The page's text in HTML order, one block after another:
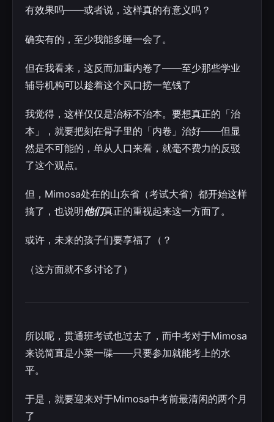
有效果吗——或者说，这样真的有意义吗？
确实有的，至少我能多睡一会了。
但在我看来，这反而加重内卷了——至少那些学业
辅导机构可以趁着这个风口捞一笔钱了
我觉得，这样仅仅是治标不治本。要想真正的「治
本」，就要把刻在骨子里的「内卷」治好——但显
然是不可能的，单从人口来看，就毫不费力的反驳
了这个观点。
但，Mimosa处在的山东省（考试大省）都开始这样
搞了，也说明他们真正的重视起来这一方面了。
或许，未来的孩子们要享福了（？
（这方面就不多讨论了）
所以呢，贯通班考试也过去了，而中考对于Mimosa
来说简直是小菜一碟——只要参加就能考上的水
平。
于是，就要迎来对于Mimosa中考前最清闲的两个月
了